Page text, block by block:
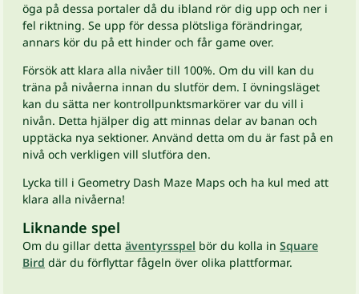
öga på dessa portaler då du ibland rör dig upp och ner i
fel riktning. Se upp för dessa plötsliga förändringar,
annars kör du på ett hinder och får game over.
Försök att klara alla nivåer till 100%. Om du vill kan du
träna på nivåerna innan du slutför dem. I övningsläget
kan du sätta ner kontrollpunktsmarkörer var du vill i
nivån. Detta hjälper dig att minnas delar av banan och
upptäcka nya sektioner. Använd detta om du är fast på en
nivå och verkligen vill slutföra den.
Lycka till i Geometry Dash Maze Maps och ha kul med att
klara alla nivåerna!
Liknande spel
Om du gillar detta äventyrsspel bör du kolla in Square
Bird där du förflyttar fågeln över olika plattformar.